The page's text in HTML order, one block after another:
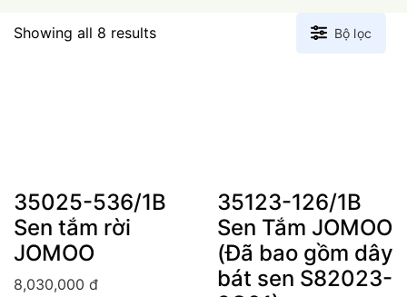
Showing all 8 resultsSorted
Bộ lọc
35025-536/1B
Sen tắm rời
JOMOO
8,030,000 đ
35123-126/1B
Sen Tắm JOMOO
(Đã bao gồm dây
bát sen S82023-